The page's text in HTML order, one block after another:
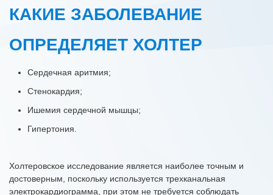
КАКИЕ ЗАБОЛЕВАНИЕ
ОПРЕДЕЛЯЕТ ХОЛТЕР
Сердечная аритмия;
Стенокардия;
Ишемия сердечной мышцы;
Гипертония.
Холтеровское исследование является наиболее точным и
достоверным, поскольку используется трехканальная
электрокардиограмма, при этом не требуется соблюдать